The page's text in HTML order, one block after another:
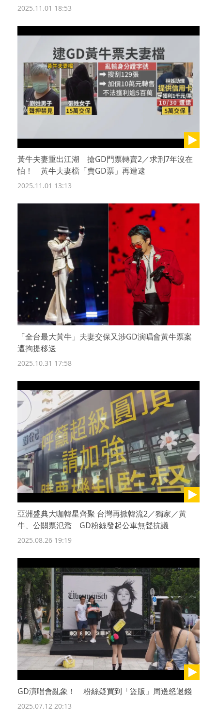
2025.11.01 18:53
黃牛夫妻重出江湖 搶GD門票轉賣2／求刑7年沒在
怕！ 黃牛夫妻檔「賣GD票」再遭逮
2025.11.01 13:13
「全台最大黃牛」夫妻交保又涉GD演唱會黃牛票案
遭拘提移送
2025.10.31 17:58
亞洲盛典大咖韓星齊聚 台灣再掀韓流2／獨家／黃
牛、公關票氾濫 GD粉絲發起公車無聲抗議
2025.08.26 19:19
GD演唱會亂象！ 粉絲疑買到「盜版」周邊怒退錢
2025.07.12 20:13